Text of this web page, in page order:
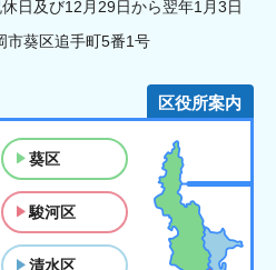
日及び12月29日から翌年1月3日
葵区追手町5番1号
区役所案内
葵区
駿河区
清水区